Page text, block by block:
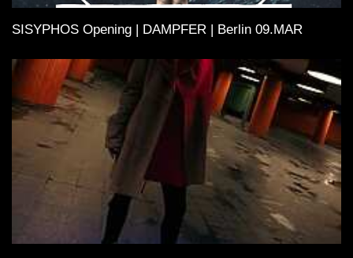
SISYPHOS Opening | DAMPFER | Berlin 09.MAR